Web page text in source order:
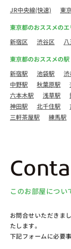
JR中央線(快速)
東
東京都のおススメのエ
新宿区
渋谷区
東京都のおススメの駅
新宿駅
池袋駅 渋
中野駅
秋葉原駅
六本木駅
浅草駅
神田駅
北千住駅
三軒茶屋駅
練馬駅
このお部屋につい
お問合せいただきま
たします。
下記フォームに必要